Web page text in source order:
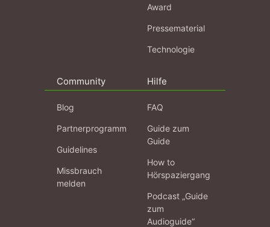
Award
Pressematerial
Technologie
Community
Blog
Partnerprogramm
Guidelines
Missbrauch
melden
Hilfe
FAQ
Guide zum
Guide
How to
Hörspaziergang
Podcast „Guide
zum
Audioguide“